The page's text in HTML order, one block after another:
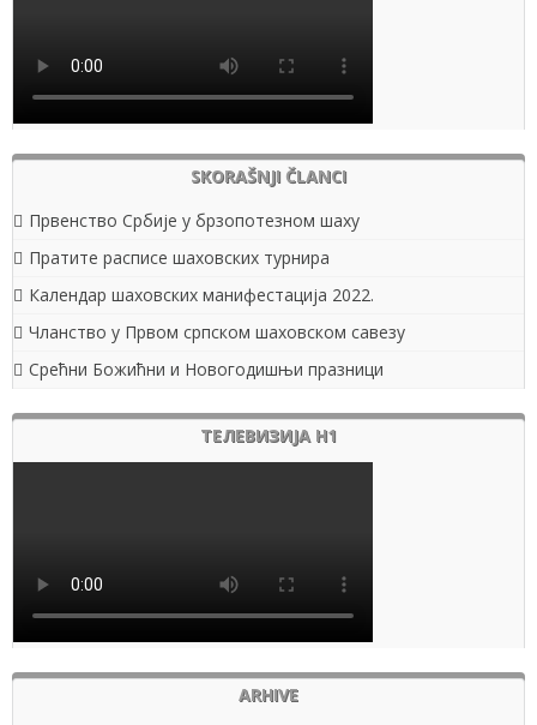
SKORAŠNJI ČLANCI
Првенство Србије у брзопотезном шаху
Пратите расписе шаховских турнира
Календар шаховских манифестација 2022.
Чланство у Првом српском шаховском савезу
Срећни Божићни и Новогодишњи празници
ТЕЛЕВИЗИЈА Н1
ARHIVE